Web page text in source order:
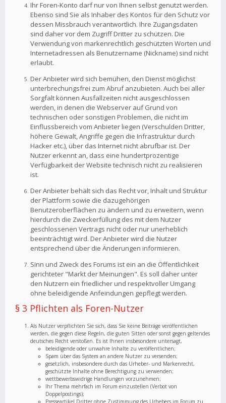
Ihr Foren-Konto darf nur von Ihnen selbst genutzt werden.
Ebenso sind Sie als Inhaber des Kontos für den Schutz vor
dessen Missbrauch verantwortlich. Ihre Zugangsdaten
sind daher vor dem Zugriff Dritter zu schützen. Die
Verwendung von markenrechtlich geschützten Worten und
Internetadressen als Benutzername (Nickname) sind nicht
erlaubt.
Der Anbieter wird sich bemühen, den Dienst möglichst
unterbrechungsfrei zum Abruf anzubieten. Auch bei aller
Sorgfalt können Ausfallzeiten nicht ausgeschlossen
werden, in denen die Webserver auf Grund von
technischen oder sonstigen Problemen, die nicht im
Einflussbereich vom Anbieter liegen (Verschulden Dritter,
höhere Gewalt, Angriffe gegen die Infrastruktur durch
Hacker etc.), über das Internet nicht abrufbar ist. Der
Nutzer erkennt an, dass eine hundertprozentige
Verfügbarkeit der Website technisch nicht zu realisieren
ist.
Der Anbieter behält sich das Recht vor, Inhalt und Struktur
der Plattform sowie die dazugehörigen
Benutzeroberflächen zu ändern und zu erweitern, wenn
hierdurch die Zweckerfüllung des mit dem Nutzer
geschlossenen Vertrags nicht oder nur unerheblich
beeinträchtigt wird. Der Anbieter wird die Nutzer
entsprechend über die Änderungen informieren.
Sinn und Zweck des Forums ist ein an die Öffentlichkeit
gerichteter "Markt der Meinungen". Es soll daher unter
den Nutzern ein friedlicher und respektvoller Umgang
ohne beleidigende Anfeindungen gepflegt werden.
§ 3 Pflichten als Foren-Nutzer
Als Nutzer verpflichten Sie sich, dass Sie keine Beiträge veröffentlichen
werden, die gegen diese Regeln, die guten Sitten oder sonst gegen geltendes
deutsches Recht verstoßen. Es ist Ihnen insbesondere untersagt,
beleidigende oder unwahre Inhalte zu veröffentlichen;
Spam über das System an andere Nutzer zu versenden;
gesetzlich, insbesondere durch das Urheber- und Markenrecht,
geschützte Inhalte ohne Berechtigung zu verwenden;
wettbewerbswidrige Handlungen vorzunehmen;
Ihr Thema mehrfach im Forum einzustellen (Verbot von
Doppelpostings);
Presseartikel Dritter ohne Zustimmung des Urhebers im Forum zu